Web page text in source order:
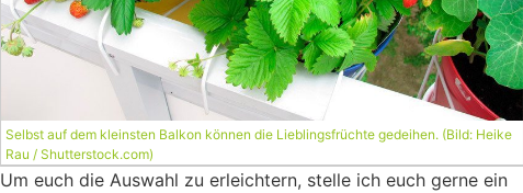
Selbst auf dem kleinsten Balkon können die Lieblingsfrüchte gedeihen. (Bild: Heike
Rau / Shutterstock.com)
Um euch die Auswahl zu erleichtern, stelle ich euch gerne ein